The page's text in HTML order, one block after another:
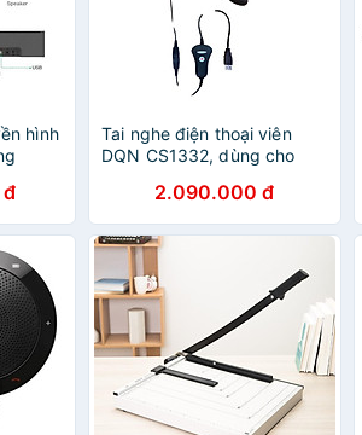
hình
Tai nghe điện thoại viên
DQN CS1332, dùng cho
tư vấn bán hàng qua điện
thoại, họp trực tuyến -
Hàng chính hãng
2.090.000 đ